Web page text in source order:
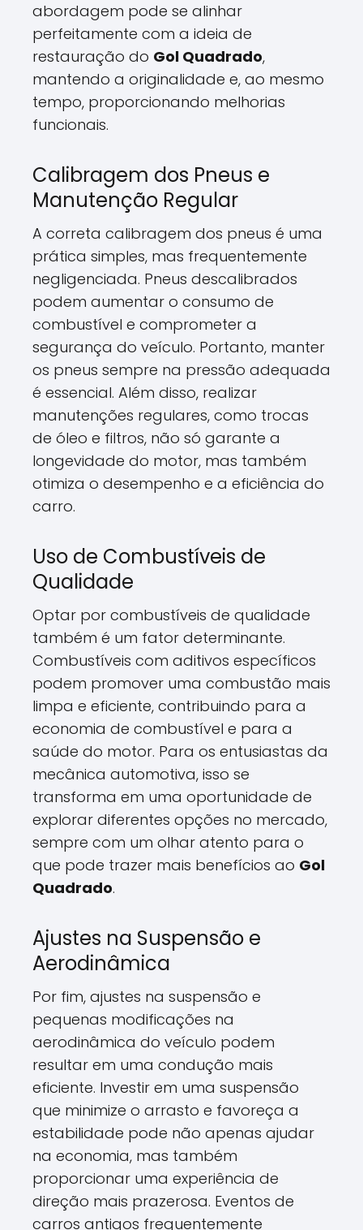
abordagem pode se alinhar
perfeitamente com a ideia de
restauração do Gol Quadrado,
mantendo a originalidade e, ao mesmo
tempo, proporcionando melhorias
funcionais.
Calibragem dos Pneus e
Manutenção Regular
A correta calibragem dos pneus é uma
prática simples, mas frequentemente
negligenciada. Pneus descalibrados
podem aumentar o consumo de
combustível e comprometer a
segurança do veículo. Portanto, manter
os pneus sempre na pressão adequada
é essencial. Além disso, realizar
manutenções regulares, como trocas
de óleo e filtros, não só garante a
longevidade do motor, mas também
otimiza o desempenho e a eficiência do
carro.
Uso de Combustíveis de
Qualidade
Optar por combustíveis de qualidade
também é um fator determinante.
Combustíveis com aditivos específicos
podem promover uma combustão mais
limpa e eficiente, contribuindo para a
economia de combustível e para a
saúde do motor. Para os entusiastas da
mecânica automotiva, isso se
transforma em uma oportunidade de
explorar diferentes opções no mercado,
sempre com um olhar atento para o
que pode trazer mais benefícios ao Gol
Quadrado.
Ajustes na Suspensão e
Aerodinâmica
Por fim, ajustes na suspensão e
pequenas modificações na
aerodinâmica do veículo podem
resultar em uma condução mais
eficiente. Investir em uma suspensão
que minimize o arrasto e favoreça a
estabilidade pode não apenas ajudar
na economia, mas também
proporcionar uma experiência de
direção mais prazerosa. Eventos de
carros antigos frequentemente